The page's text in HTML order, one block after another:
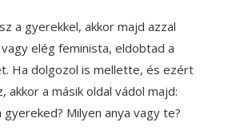
a gyerekkel, akkor majd azzal
elég feminista, eldobtad a
Ha dolgozol is mellette, és ezért
a másik oldal vádol majd:
Milyen anya vagy te?